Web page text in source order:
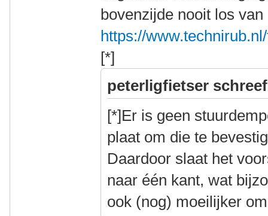
bovenzijde nooit los
https://
[*]
peterligfietser
[*]Er is geen
plaat om die te
Daardoor slaat het
naar één kant, wat
ook (nog) moeilijker